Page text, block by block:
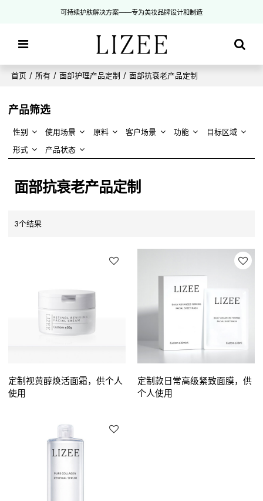
可持续护肤解决方案——专为美妆品牌设计和制造
首页 / 所有 / 面部护理产品定制 / 面部抗衰老产品定制
产品筛选
性别 使用场景 原料 客户场景 功能
目标区域
形式
产品状态
面部抗衰老产品定制
3个结果
定制视黄醇焕活面霜，供个人
使用
定制款日常高级紧致面膜，供
个人使用